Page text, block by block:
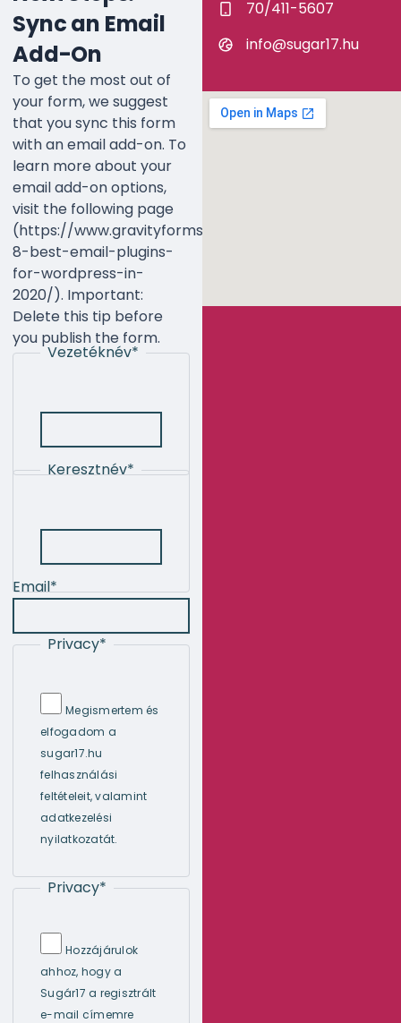
Sync an Email
Add-On
To get the most out of
your form, we suggest
that you sync this form
with an email add-on. To
learn more about your
email add-on options,
visit the following page
(https://www.gravityforms.com/the-
8-best-email-plugins-
for-wordpress-in-
2020/). Important:
Delete this tip before
you publish the form.
Vezetéknév*
Keresztnév*
Email*
Privacy*
Megismertem és
elfogadom a
sugar17.hu
felhasználási
feltételeit, valamint
adatkezelési
nyilatkozatát.
Privacy*
Hozzájárulok
ahhoz, hogy a
Sugár17 a regisztrált
e-mail címemre
70/411-5607
info@sugar17.hu